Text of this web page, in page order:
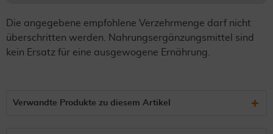
Die angegebene empfohlene Verzehrmenge darf nicht
überschritten werden. Nahrungsergänzungsmittel sind
kein Ersatz für eine ausgewogene Ernährung.
Verwandte Produkte zu diesem Artikel